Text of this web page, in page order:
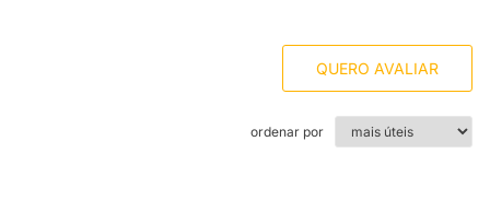
QUERO AVALIAR
ordenar por